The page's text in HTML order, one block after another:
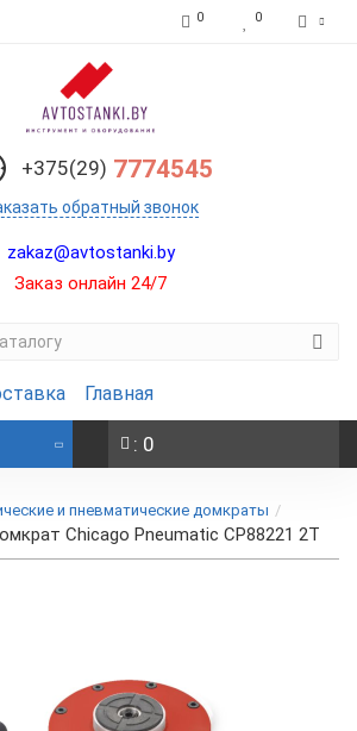
0 0
+375(29) 7774545
обратный звонок
zakaz@avtostanki.by
Заказ онлайн 24/7
Главная
: 0
и пневматические домкраты
Chicago Pneumatic CP88221 2T